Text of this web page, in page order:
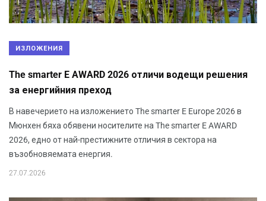
ИЗЛОЖЕНИЯ
The smarter E AWARD 2026 отличи водещи решения
за енергийния преход
В навечерието на изложението The smarter E Europe 2026 в
Мюнхен бяха обявени носителите на The smarter E AWARD
2026, едно от най-престижните отличия в сектора на
възобновяемата енергия.
27.07.2026